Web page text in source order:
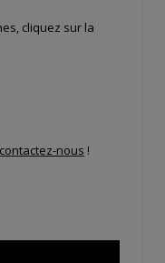
cliquez sur la
contactez-nous !